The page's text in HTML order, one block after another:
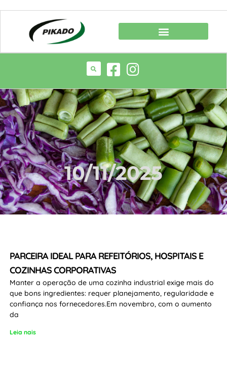
10/11/2025
PARCEIRA IDEAL PARA REFEITÓRIOS, HOSPITAIS E
COZINHAS CORPORATIVAS
Manter a operação de uma cozinha industrial exige mais do
que bons ingredientes: requer planejamento, regularidade e
confiança nos fornecedores.Em novembro, com o aumento
da
Leia nais